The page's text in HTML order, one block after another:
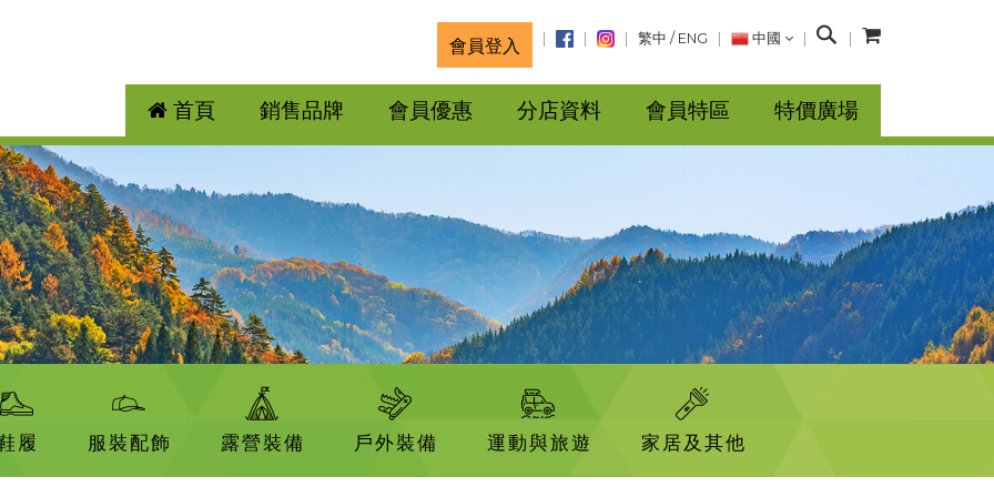
會員登入 繁中 / ENG 中國
搜
首頁 銷售品牌 會員優惠 分店資料 會員特區 特價廣場
履 服裝配飾 露營裝備 戶外裝備 運動與旅遊 家居及其他